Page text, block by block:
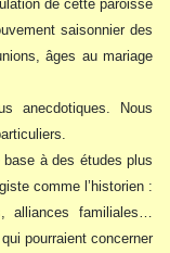
de cette paroisse
saisonnier des
âges au mariage
anecdotiques. Nous
à des études plus
comme l’historien :
alliances familiales…
pourraient concerner